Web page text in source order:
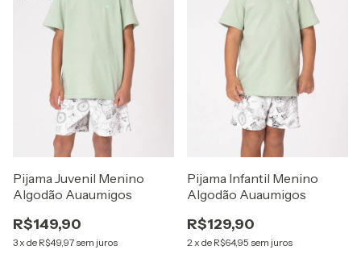
Pijama Juvenil Menino
Algodão Auaumigos
R$149,90
3x de R$49,97 sem juros
Pijama Infantil Menino
Algodão Auaumigos
R$129,90
2 x de R$64,95 sem juros